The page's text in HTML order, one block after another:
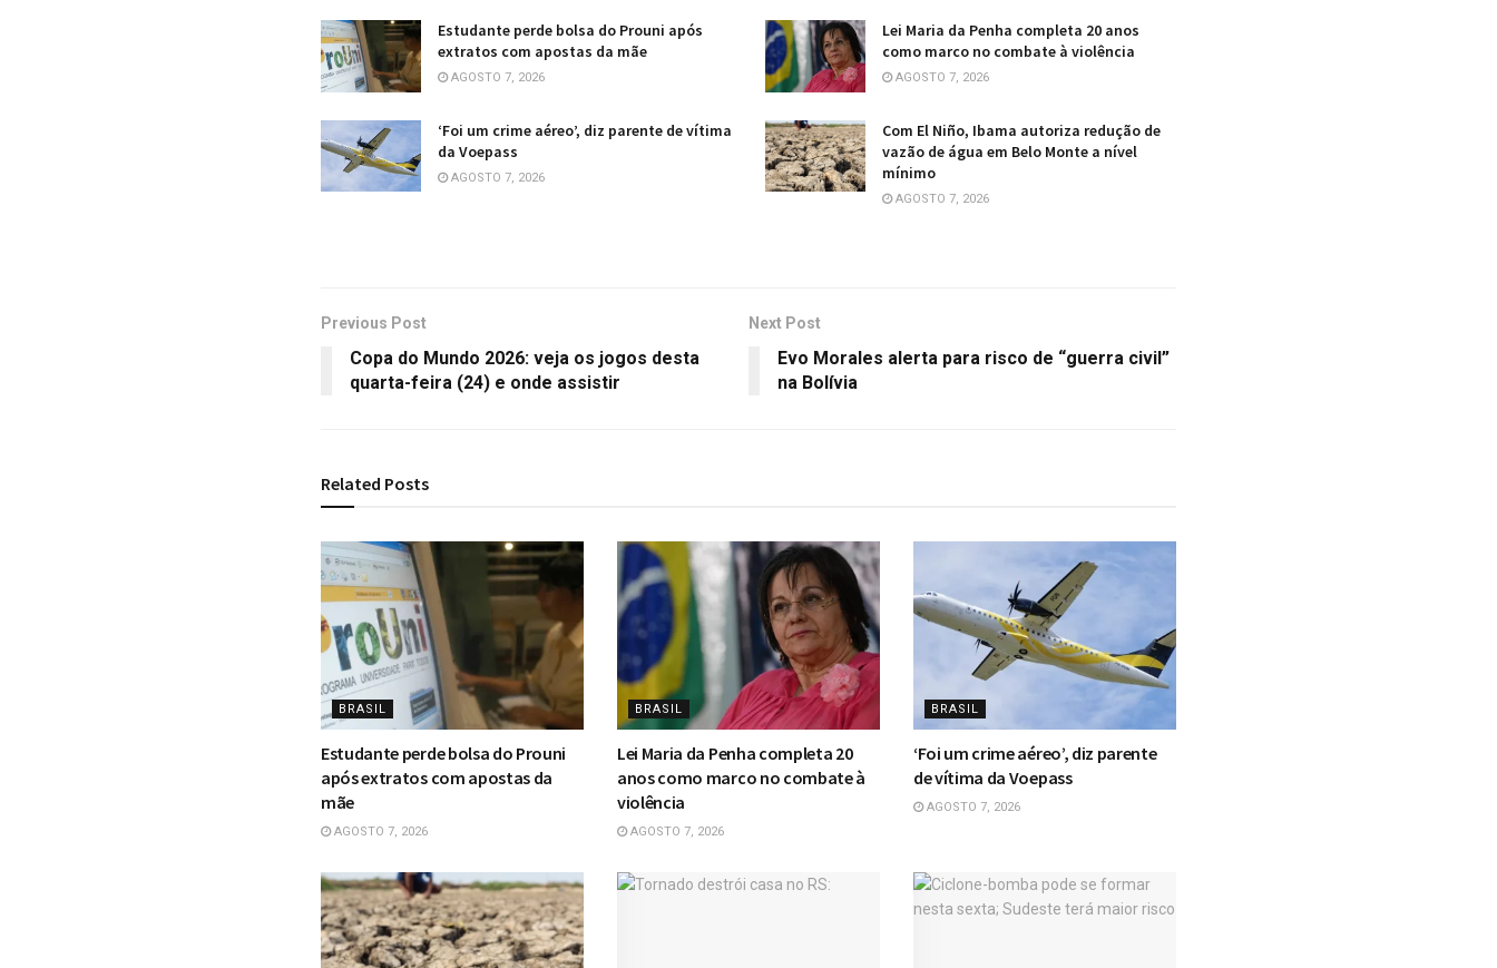
Estudante perde bolsa do Prouni após
extratos com apostas da mãe
AGOSTO 7, 2026
Lei Maria da Penha completa 20 anos
como marco no combate à violência
AGOSTO 7, 2026
‘Foi um crime aéreo’, diz parente de vítima
da Voepass
AGOSTO 7, 2026
Com El Niño, Ibama autoriza redução de
vazão de água em Belo Monte a nível
mínimo
AGOSTO 7, 2026
Previous Post
Copa do Mundo 2026: veja os jogos desta
quarta-feira (24) e onde assistir
Next Post
Evo Morales alerta para risco de “guerra civil”
na Bolívia
Related Posts
BRASIL
Estudante perde bolsa do Prouni
após extratos com apostas da
mãe
AGOSTO 7, 2026
BRASIL
Lei Maria da Penha completa 20
anos como marco no combate à
violência
AGOSTO 7, 2026
BRASIL
‘Foi um crime aéreo’, diz parente
de vítima da Voepass
AGOSTO 7, 2026